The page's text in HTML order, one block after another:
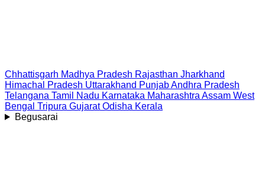
Chhattisgarh Madhya Pradesh Rajasthan Jharkhand
Himachal Pradesh Uttarakhand PunjabAndhra Pradesh
Telangana Tamil Nadu Karnataka Maharashtra Assam West
Bengal Tripura Gujarat Odisha Kerala
Begusarai